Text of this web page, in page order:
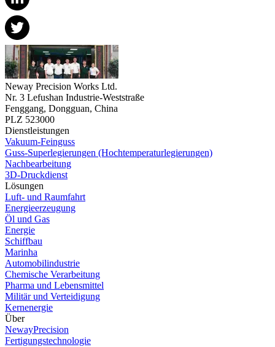
Neway Precision Works Ltd.
Nr. 3 Lefushan Industrie-Weststraße
Fenggang, Dongguan, China
PLZ 523000
Dienstleistungen
Vakuum-Feinguss
Guss-Superlegierungen (Hochtemperaturlegierungen)
Nachbearbeitung
3D-Druckdienst
Lösungen
Luft- und Raumfahrt
Energieerzeugung
Öl und Gas
Energie
Schiffbau
Marinha
Automobilindustrie
Chemische Verarbeitung
Pharma und Lebensmittel
Militär und Verteidigung
Kernenergie
Über
NewayPrecision
Fertigungstechnologie